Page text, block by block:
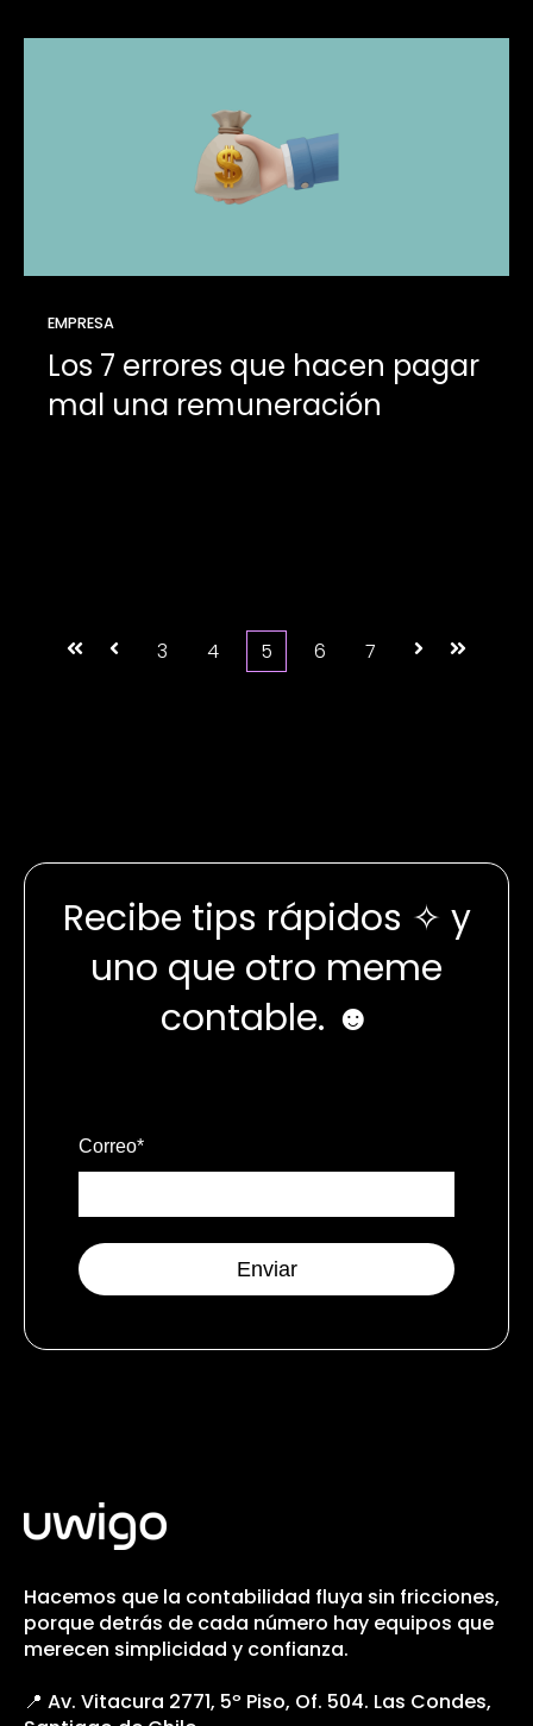
EMPRESA
Los 7 errores que hacen pagar
mal una remuneración
PrimeraAnterior
3 4 5 6 7 Siguiente
Última
Recibe tips rápidos ✧ y
uno que otro meme
contable. ☻
Correo*
Hacemos que la contabilidad fluya sin fricciones,
porque detrás de cada número hay equipos que
merecen simplicidad y confianza.
📍 Av. Vitacura 2771, 5º Piso, Of. 504. Las Condes,